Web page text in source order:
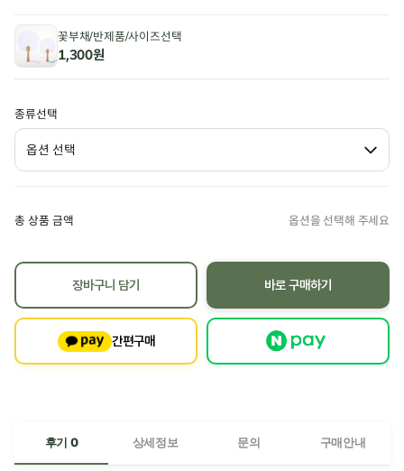
꽃부채/반제품/사이즈선택
1,300원
종류선택
총 상품 금액
장바구니 담기 바로 구매하기
간편구매
후기 0 상세정보 문의 구매안내